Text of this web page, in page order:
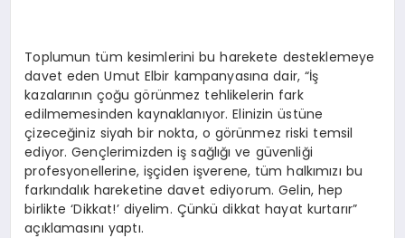
Toplumun tüm kesimlerini bu harekete desteklemeye
davet eden Umut Elbir kampanyasına dair, “İş
kazalarının çoğu görünmez tehlikelerin fark
edilmemesinden kaynaklanıyor. Elinizin üstüne
çizeceğiniz siyah bir nokta, o görünmez riski temsil
ediyor. Gençlerimizden iş sağlığı ve güvenliği
profesyonellerine, işçiden işverene, tüm halkımızı bu
farkındalık hareketine davet ediyorum. Gelin, hep
birlikte ‘Dikkat!’ diyelim. Çünkü dikkat hayat kurtarır”
açıklamasını yaptı.